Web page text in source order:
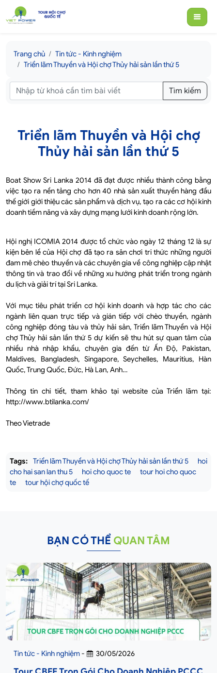
Trang chủ
Tin tức - Kinh nghiệm
Triển lãm Thuyền và Hội chợ Thủy hải sản lần thứ 5
Tìm kiếm
Triển lãm Thuyền và Hội chợ
Thủy hải sản lần thứ 5
Boat Show Sri Lanka 2014 đã đạt được nhiều thành công bằng
việc tạo ra nền tảng cho hơn 40 nhà sản xuất thuyền hàng đầu
thế giới giới thiệu các sản phẩm và dịch vụ, tạo ra các cơ hội kinh
doanh tiềm năng và xây dựng mạng lưới kinh doanh rộng lớn.
Hội nghị ICOMIA 2014 được tổ chức vào ngày 12 tháng 12 là sự
kiện bên lề của Hội chợ đã tạo ra sân chơi tri thức những người
đam mê chèo thuyền và các chuyên gia về công nghiệp cập nhật
thông tin và trao đổi về những xu hướng phát triển trong ngành
du lịch và giải trí tại Sri Lanka.
Với mục tiêu phát triển cơ hội kinh doanh và hợp tác cho các
ngành liên quan trực tiếp và gián tiếp với chèo thuyền, ngành
công nghiệp đóng tàu và thủy hải sản, Triển lãm Thuyền và Hội
chợ Thủy hải sản lần thứ 5 dự kiến sẽ thu hút sự quan tâm của
nhiều nhà nhập khẩu, chuyên gia đến từ Ấn Độ, Pakistan,
Maldives, Bangladesh, Singapore, Seychelles, Mauritius, Hàn
Quốc, Trung Quốc, Đức, Hà Lan, Anh…
Thông tin chi tiết, tham khảo tại website của Triển lãm tại:
http://www.btilanka.com/
Theo Vietrade
Tags: Triển lãm Thuyền và Hội chợ Thủy hải sản lần thứ 5
hoi
cho hai san lan thu 5
hoi cho quoc te
tour hoi cho quoc
te
tour hội chợ quốc tế
BẠN CÓ THỂ QUAN TÂM
Tin tức - Kinh nghiệm - 30/05/2026